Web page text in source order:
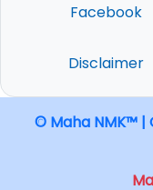
Facebook
Disclaimer
© Maha NMK™ |